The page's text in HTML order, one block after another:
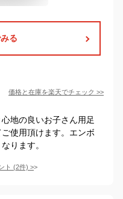
る
価格と在庫を楽天でチェック >>
地の良いお子さん用足
使用頂けます。エンボ
ります。
ト (2件) >